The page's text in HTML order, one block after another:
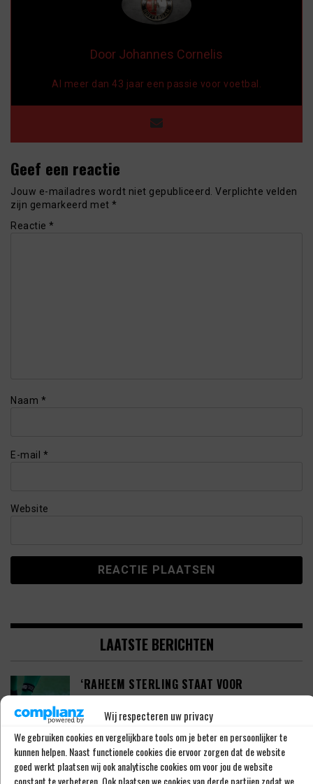
Wij respecteren uw privacy
We gebruiken cookies en vergelijkbare tools om je beter en persoonlijker te
kunnen helpen. Naast functionele cookies die ervoor zorgen dat de website
goed werkt plaatsen wij ook analytische cookies om voor jou de website
constant te verbeteren. Ook plaatsen we cookies van derde partijen zodat we
Door Johannes Cornelis
Al meer dan 43 jaar een passie voor voetbal.
Geef een reactie
Jouw e-mailadres wordt niet gepubliceerd. Verplichte velden
zijn gemarkeerd met *
Reactie *
Naam *
E-mail *
Website
LAATSTE BERICHTEN
‘RAHEEM STERLING STAAT VOOR
OPMERKELIJK NIEUW AVONTUUR’
‘SHAQUEEL VAN PERSIE BRENGT FEYENOORD
IETS EXTRA’S’